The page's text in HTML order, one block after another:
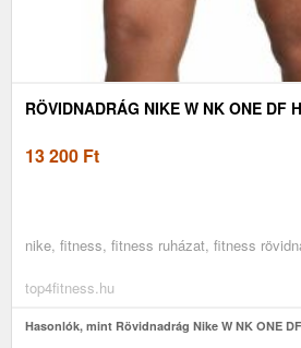
RÖVIDNADRÁG NIKE W NK ONE DF
13 200 Ft
nike, fitness, fitness ruházat, fitness
top4fitness.hu
Hasonlók, mint Rövidnadrág Nike W NK ONE